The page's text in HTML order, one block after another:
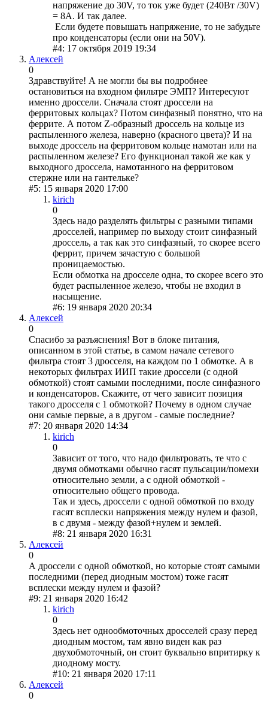
напряжение до 30V, то ток уже будет (240Вт /30V)
= 8A. И так далее.
Если будете повышать напряжение, то не забудьте
про конденсаторы (если они на 50V).
#4: 17 октября 2019 19:34
Алексей
0
Здравствуйте! А не могли бы вы подробнее
остановиться на входном фильтре ЭМП? Интересуют
именно дроссели. Сначала стоят дроссели на
ферритовых кольцах? Потом синфазный понятно, что на
феррите. А потом Z-образный дроссель на кольце из
распыленного железа, наверно (красного цвета)? И на
выходе дроссель на ферритовом кольце намотан или на
распыленном железе? Его функционал такой же как у
выходного дроссела, намотанного на ферритовом
стержне или на гантельке?
#5: 15 января 2020 17:00
kirich
0
Здесь надо разделять фильтры с разными типами
дросселей, например по выходу стоит синфазный
дроссель, а так как это синфазный, то скорее всего
феррит, причем зачастую с большой
проницаемостью.
Если обмотка на дросселе одна, то скорее всего это
будет распыленное железо, чтобы не входил в
насыщение.
#6: 19 января 2020 20:34
Алексей
0
Спасибо за разъяснения! Вот в блоке питания,
описанном в этой статье, в самом начале сетевого
фильтра стоят 3 дросселя, на каждом по 1 обмотке. А в
некоторых фильтрах ИИП такие дроссели (с одной
обмоткой) стоят самыми последними, после синфазного
и конденсаторов. Скажите, от чего зависит позиция
такого дросселя с 1 обмоткой? Почему в одном случае
они самые первые, а в другом - самые последние?
#7: 20 января 2020 14:34
kirich
0
Зависит от того, что надо фильтровать, те что с
двумя обмотками обычно гасят пульсации/помехи
относительно земли, а с одной обмоткой -
относительно общего провода.
Так и здесь, дроссели с одной обмоткой по входу
гасят всплески напряжения между нулем и фазой,
в с двумя - между фазой+нулем и землей.
#8: 21 января 2020 16:31
Алексей
0
А дроссели с одной обмоткой, но которые стоят самыми
последними (перед диодным мостом) тоже гасят
всплески между нулем и фазой?
#9: 21 января 2020 16:42
kirich
0
Здесь нет однообмоточных дросселей сразу перед
диодным мостом, там явно виден как раз
двухобмоточный, он стоит буквально впритирку к
диодному мосту.
#10: 21 января 2020 17:11
Алексей
0